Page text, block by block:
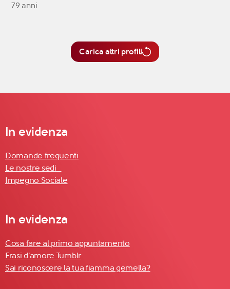
79 anni
Carica altri profili
In evidenza
Domande frequenti
Le nostre sedi
Impegno Sociale
In evidenza
Cosa fare al primo appuntamento
Frasi d'amore Tumblr
Sai riconoscere la tua fiamma gemella?